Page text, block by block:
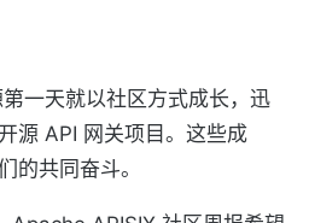
一天就以社区方式成长，迅
源 API 网关项目。这些成
的共同奋斗。